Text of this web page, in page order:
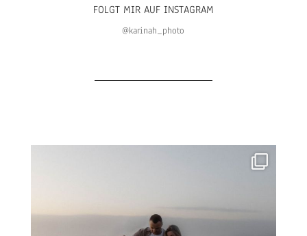
FOLGT MIR AUF INSTAGRAM
@karinah_photo